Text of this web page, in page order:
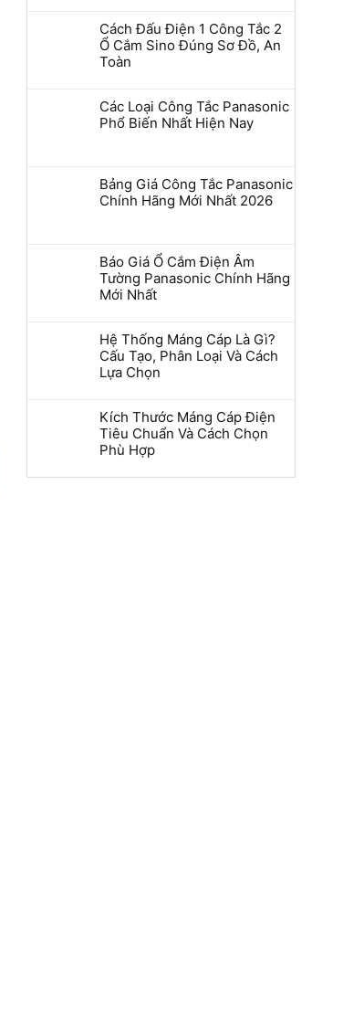
Cách Đấu Điện 1 Công Tắc 2
Ổ Cắm Sino Đúng Sơ Đồ, An
Toàn
Các Loại Công Tắc Panasonic
Phổ Biến Nhất Hiện Nay
Bảng Giá Công Tắc Panasonic
Chính Hãng Mới Nhất 2026
Báo Giá Ổ Cắm Điện Âm
Tường Panasonic Chính Hãng
Mới Nhất
Hệ Thống Máng Cáp Là Gì?
Cấu Tạo, Phân Loại Và Cách
Lựa Chọn
Kích Thước Máng Cáp Điện
Tiêu Chuẩn Và Cách Chọn
Phù Hợp